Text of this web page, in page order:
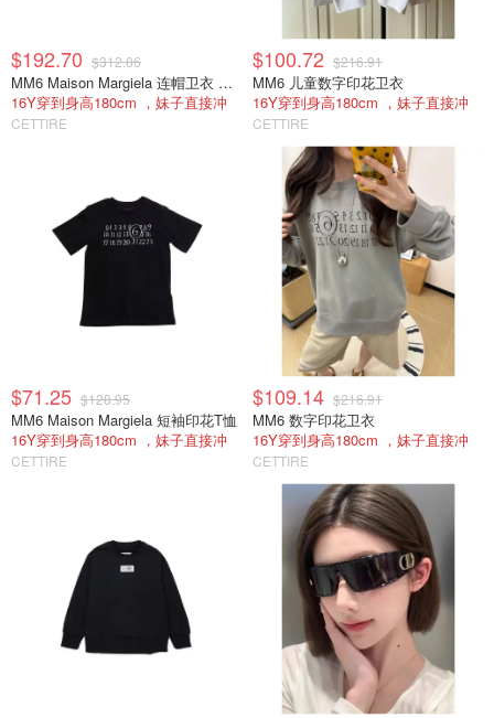
$192.70 $312.86
MM6 Maison Margiela 连帽卫衣 拉链款
16Y穿到身高180cm ，妹子直接冲
CETTIRE
$100.72 $216.91
MM6 儿童数字印花卫衣
16Y穿到身高180cm ，妹子直接冲
CETTIRE
$71.25 $128.95
MM6 Maison Margiela 短袖印花T恤
16Y穿到身高180cm ，妹子直接冲
CETTIRE
$109.14 $216.91
MM6 数字印花卫衣
16Y穿到身高180cm ，妹子直接冲
CETTIRE